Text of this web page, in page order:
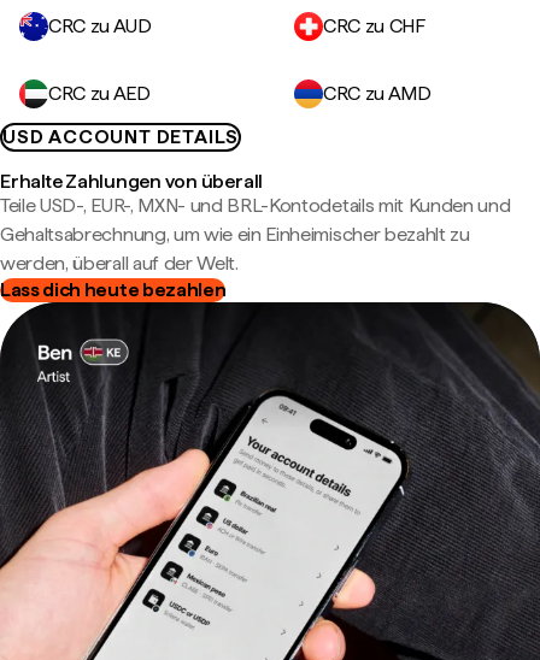
CRC zu AUD CRC zu CHF
CRC zu AED
CRC zu AMD
USD ACCOUNT DETAILS
Erhalte Zahlungen von überall
Teile USD-, EUR-, MXN- und BRL-Kontodetails mit Kunden und
Gehaltsabrechnung, um wie ein Einheimischer bezahlt zu
werden, überall auf der Welt.
Lass dich heute bezahlen